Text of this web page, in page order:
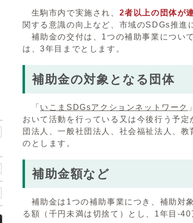
生駒市内で実施され、 2者以上の団体が
関する意識の向上など、市域のSDGs推進
補助金の交付は、1つの補助事業につい
は、3年目までとします。
補助金の対象となる団体
「 いこまSDGsアクションネットワーク
おいて活動を行っている又は今後行う予
団法人、一般社団法人、社会福祉法人、
のとします。
補助金額など
補助金は1つの補助事業につき、補助対
る額（千円未満は切捨て）とし、1年目-